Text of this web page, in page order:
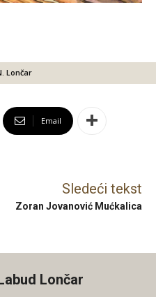
Lončar
Email
Sledeći tekst
Zoran Jovanović Mućkalica
Lončar